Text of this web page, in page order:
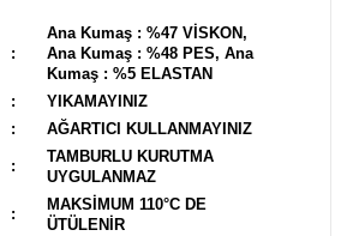
:
Ana Kumaş : %47 VİSKON,
Ana Kumaş : %48 PES, Ana
Kumaş : %5 ELASTAN
:
YIKAMAYINIZ
: AĞARTICI KULLANMAYINIZ
:
TAMBURLU KURUTMA
UYGULANMAZ
:
MAKSİMUM 110°C DE
ÜTÜLENİR